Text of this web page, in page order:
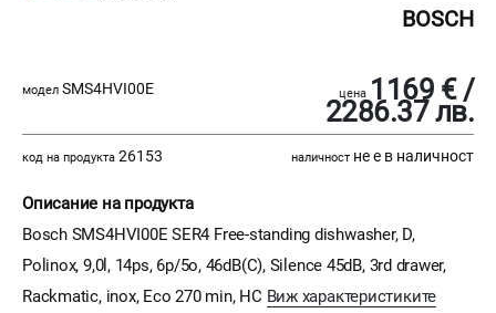
BOSCH
модел SMS4HVI00E цена 1169 € /
2286.37 лв.
код на продукта 26153 наличност не е в наличност
Описание на продукта
Bosch SMS4HVI00E SER4 Free-standing dishwasher, D,
Polinox, 9,0l, 14ps, 6p/5o, 46dB(C), Silence 45dB, 3rd drawer,
Rackmatic, inox, Eco 270 min, HC Виж характеристиките